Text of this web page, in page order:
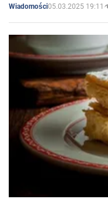
Wiadomości05.03.2025 19:11